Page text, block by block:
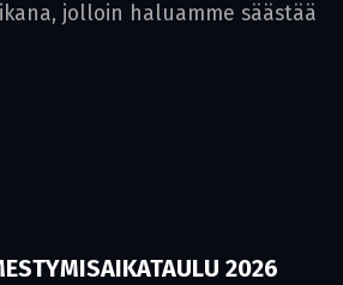
jolloin haluamme säästää
2026